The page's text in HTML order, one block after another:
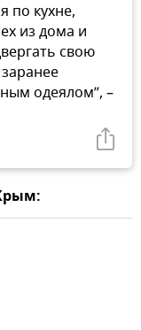
по кухне,
из дома и
свою
одеялом”, –